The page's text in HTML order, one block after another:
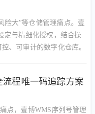
险大”等仓储管理痛点。壹
定与精细化授权，结合操
、可审计的数字化仓库。
程唯一码追踪方案
点，壹博WMS序列号管理